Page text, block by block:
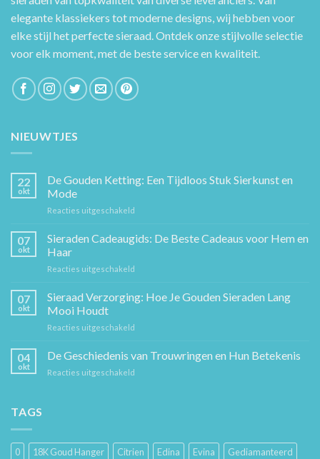
elegante klassiekers tot moderne designs, wij hebben voor
elke stijl het perfecte sieraad. Ontdek onze stijlvolle selectie
voor elk moment, met de beste service en kwaliteit.
NIEUWTJES
22
okt
De Gouden Ketting: Een Tijdloos Stuk Sierkunst en
Mode
Reacties uitgeschakeld
Gouden
Sierkunst
07
okt
Sieraden Cadeaugids: De Beste Cadeaus voor Hem en
Haar
Reacties uitgeschakeld
Cadeaugids:
De
Hem
07
okt
Sieraad Verzorging: Hoe Je Gouden Sieraden Lang
Mooi Houdt
Reacties uitgeschakeld
Verzorging:
04
okt
De Geschiedenis van Trouwringen en Hun Betekenis
Reacties uitgeschakeld
Hun
Betekenis
TAGS
0 18K Goud Hanger Citrien Edina Evina
Gediamanteerd